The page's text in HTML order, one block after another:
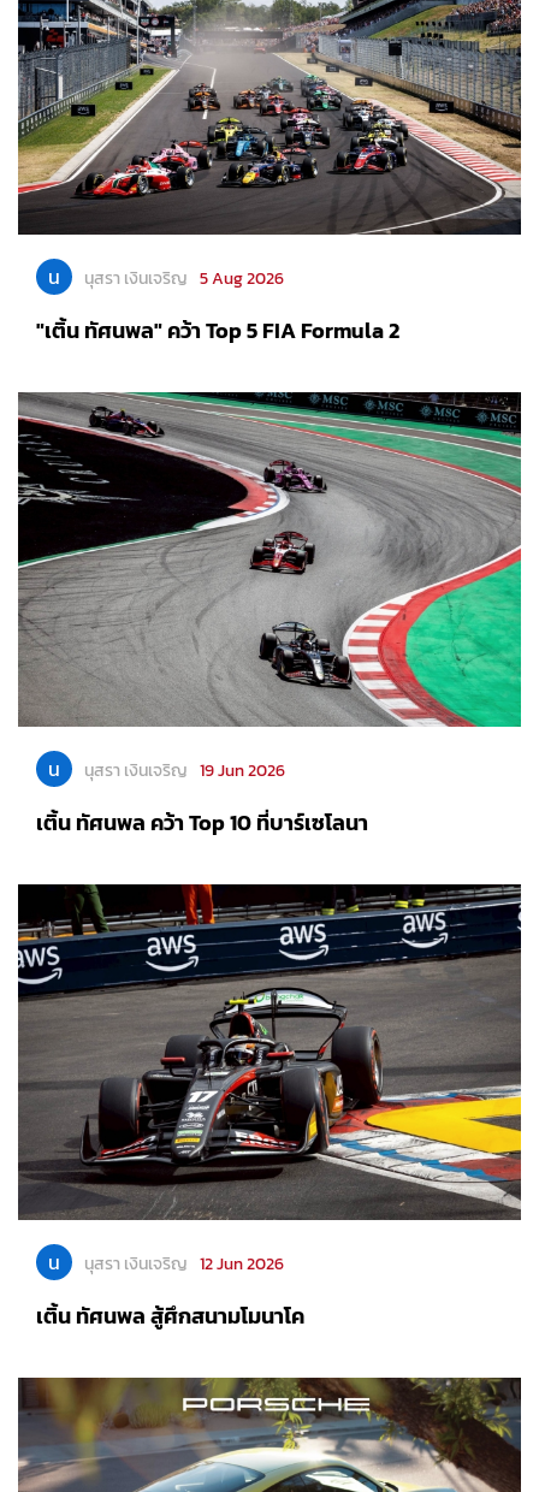
น นุสรา เงินเจริญ 5 Aug 2026
"เติ้น ทัศนพล" คว้า Top 5 FIA Formula 2
น นุสรา เงินเจริญ 19 Jun 2026
เติ้น ทัศนพล คว้า Top 10 ที่บาร์เซโลนา
น นุสรา เงินเจริญ 12 Jun 2026
เติ้น ทัศนพล สู้ศึกสนามโมนาโค